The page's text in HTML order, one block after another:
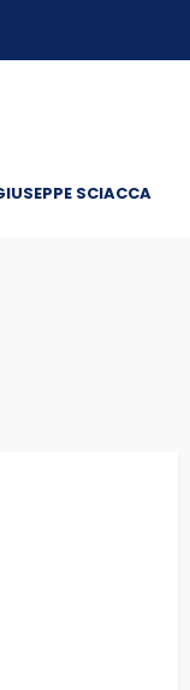
SCIACCA